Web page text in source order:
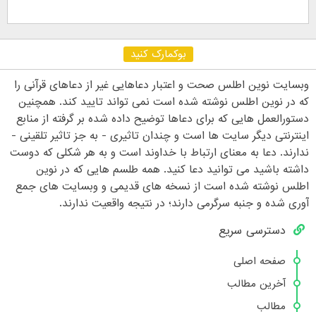
بوکمارک کنید
وبسایت نوین اطلس صحت و اعتبار دعاهایی غیر از دعاهای قرآنی را
که در نوین اطلس نوشته شده است نمی تواند تایید کند. همچنین
دستورالعمل هایی که برای دعاها توضیح داده شده بر گرفته از منابع
اینترنتی دیگر سایت ها است و چندان تاثیری - به جز تاثیر تلقینی -
ندارند. دعا به معنای ارتباط با خداوند است و به هر شکلی که دوست
داشته باشید می توانید دعا کنید. همه طلسم هایی که در نوین
اطلس نوشته شده است از نسخه های قدیمی و وبسایت های جمع
آوری شده و جنبه سرگرمی دارند؛ در نتیجه واقعیت ندارند.
دسترسی سریع
صفحه اصلی
آخرین مطالب
مطالب